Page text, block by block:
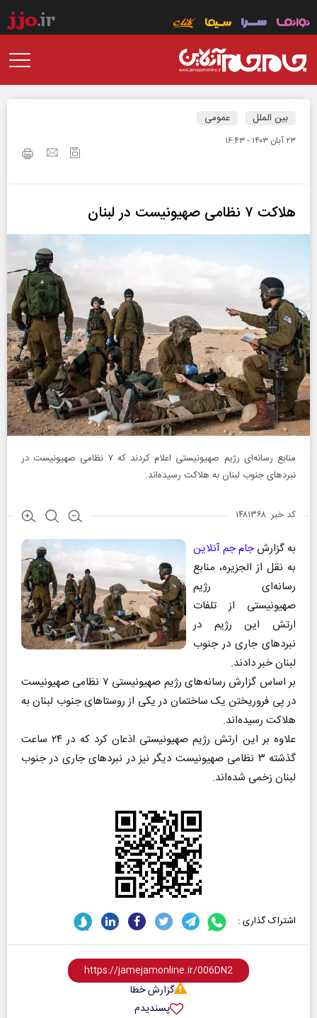
بین الملل عمومی
۲۳ آبان ۱۴۰۳ - ۱۶:۴۳
هلاکت ۷ نظامی صهیونیست در لبنان
منابع رسانه‌ای رژیم صهیونیستی اعلام کردند که ۷ نظامی صهیونیست در
نبردهای جنوب لبنان به هلاکت رسیده‌اند.
کد خبر: ۱۴۸۱۳۶۸
به گزارشجام جم آنلاین
به نقل از الجزیره، منابع
رسانه‌ای رژیم
صهیونیستی از تلفات
ارتش این رژیم در
نبردهای جاری در جنوب
لبنان خبر دادند.
بر اساس گزارش رسانه‌های رژیم صهیونیستی ۷ نظامی صهیونیست
در پی فروریختن یک ساختمان در یکی از روستاهای جنوب لبنان به
هلاکت رسیده‌اند.
علاوه بر این ارتش رژیم صهیونیستی اذعان کرد که در ۲۴ ساعت
گذشته ۳ نظامی صهیونیست دیگر نیز در نبردهای جاری در جنوب
لبنان زخمی شده‌اند.
اشتراک گذاری :
گزارش خطا
پسندیدم